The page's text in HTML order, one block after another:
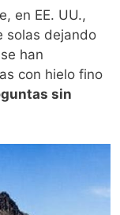
en EE. UU.,
solas dejando
han
con hielo fino
sin